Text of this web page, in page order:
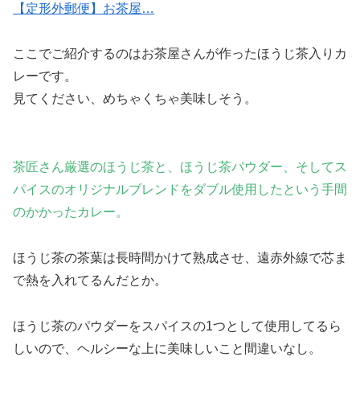
【定形外郵便】お茶屋…
ここでご紹介するのはお茶屋さんが作ったほうじ茶入りカ
レーです。
見てください、めちゃくちゃ美味しそう。
茶匠さん厳選のほうじ茶と、ほうじ茶パウダー、そしてス
パイスのオリジナルブレンドをダブル使用したという手間
のかかったカレー。
ほうじ茶の茶葉は長時間かけて熟成させ、遠赤外線で芯ま
で熱を入れてるんだとか。
ほうじ茶のパウダーをスパイスの1つとして使用してるら
しいので、ヘルシーな上に美味しいこと間違いなし。